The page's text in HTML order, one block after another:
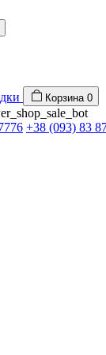
Корзина 0
+38 (093) 83